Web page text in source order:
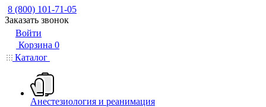
8 (800) 101-71-05
Заказать звонок
Войти
Корзина 0
Каталог
Анестезиология и реанимация